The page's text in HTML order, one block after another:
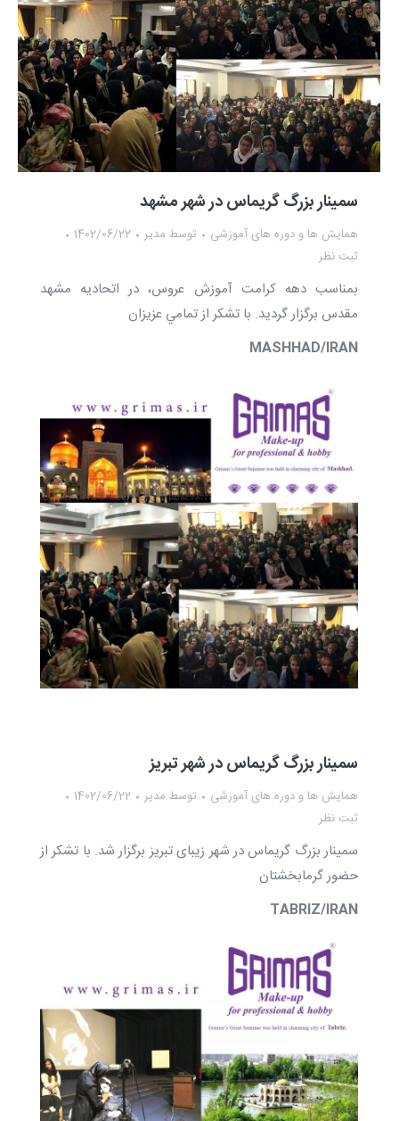
سمینار بزرگ گریماس در شهر مشهد
همایش ها و دوره های آموزشی توسط مدیر
1402/06/22
ثبت نظر
بمناسب دهه كرامت آموزش عروس، در اتحاديه مشهد
مقدس برگزار گرديد. با تشكر از تمامي عزيزان
MASHHAD/IRAN
سمینار بزرگ گریماس در شهر تبریز
همایش ها و دوره های آموزشی توسط مدیر
1402/06/22
ثبت نظر
سمینار بزرگ گریماس در شهر زیبای تبريز برگزار شد. با تشکر از
حضور گرمابخشتان
TABRIZ/IRAN